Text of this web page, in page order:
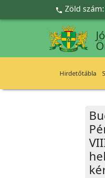
Ugrás a fő tartalomra
 Zöld
Hirdetőtábla